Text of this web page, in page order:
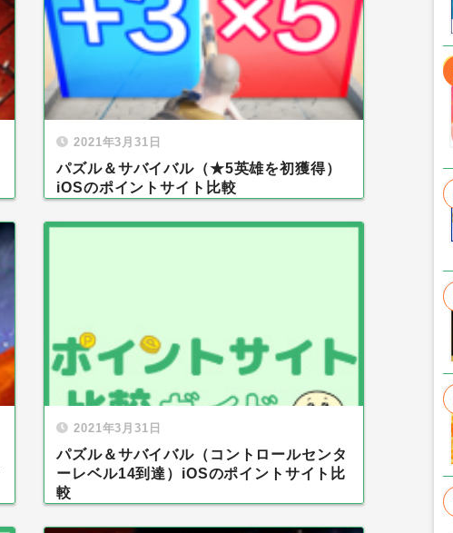
2021年3月31日
パズル＆サバイバル（★5英雄を初獲得）
iOSのポイントサイト比較
2021年3月31日
パズル＆サバイバル（コントロールセンタ
ーレベル14到達）iOSのポイントサイト比
較